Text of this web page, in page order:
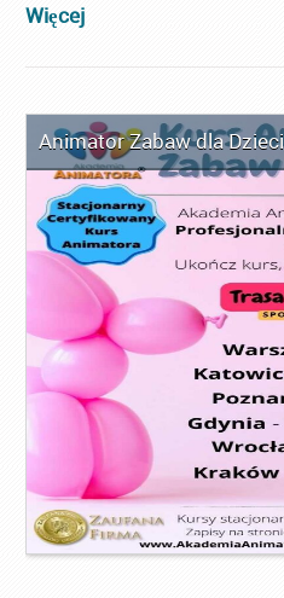
Więcej
Animator Zabaw dla Dzieci